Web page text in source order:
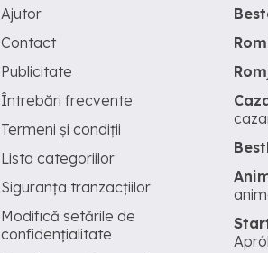
Ajutor
Contact
Publicitate
Întrebări frecvente
Termeni și condiții
Lista categoriilor
Siguranța tranzacțiilor
Modifică setările de
confidențialitate